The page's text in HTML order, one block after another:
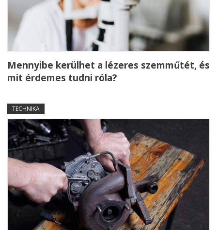
Mennyibe kerülhet a lézeres szemműtét, és
mit érdemes tudni róla?
TECHNIKA